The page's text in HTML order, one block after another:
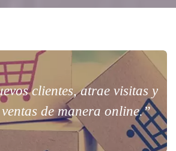
clientes, atrae visitas y
de manera online.”